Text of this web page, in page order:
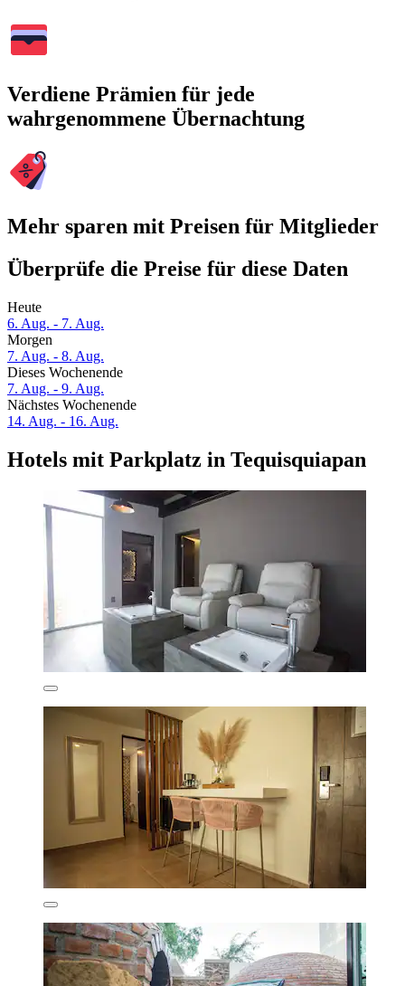
Verdiene Prämien für jede
wahrgenommene Übernachtung
Mehr sparen mit Preisen für Mitglieder
Überprüfe die Preise für diese Daten
Heute
6. Aug. - 7. Aug.
Morgen
7. Aug. - 8. Aug.
Dieses Wochenende
7. Aug. - 9. Aug.
Nächstes Wochenende
14. Aug. - 16. Aug.
Hotels mit Parkplatz in Tequisquiapan